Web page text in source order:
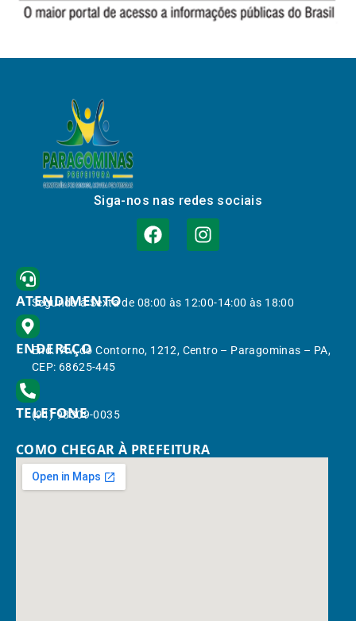
Siga-nos nas redes sociais
ATENDIMENTO
Segunda à Sexta de 08:00 às 12:00-14:00 às 18:00
ENDEREÇO
End.: Av. do Contorno, 1212, Centro – Paragominas – PA,
CEP: 68625-445
TELEFONE
(91) 98309-0035
COMO CHEGAR À PREFEITURA